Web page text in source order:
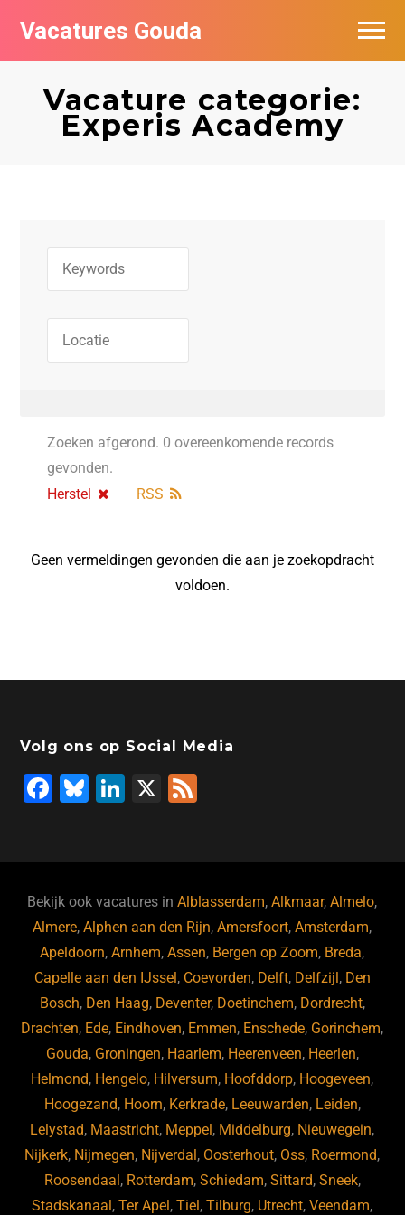
Vacatures Gouda
Vacature categorie:
Experis Academy
Zoeken afgerond. 0 overeenkomende records
gevonden.
Herstel
RSS
Geen vermeldingen gevonden die aan je zoekopdracht
voldoen.
Volg ons op Social Media
F
b
o
o
k
Bl
ky
Li
dI
n
X
Bekijk ook vacatures inAlblasserdam,Alkmaar,Almelo,
Almere,Alphen aan den Rijn,Amersfoort,Amsterdam,
Apeldoorn,Arnhem,Assen, Bergen op Zoom, Breda,
Capelle aan den IJssel , Coevorden, Delft, Delfzijl , Den
Bosch, Den Haag, Deventer, Doetinchem, Dordrecht,
Drachten, Ede, Eindhoven, Emmen, Enschede, Gorinchem,
Gouda, Groningen, Haarlem, Heerenveen, Heerlen,
Helmond, Hengelo, Hilversum, Hoofddorp, Hoogeveen,
Hoogezand, Hoorn, Kerkrade, Leeuwarden, Leiden,
Lelystad, Maastricht, Meppel , Middelburg, Nieuwegein,
Nijkerk, Nijmegen, Nijverdal , Oosterhout, Oss, Roermond,
Roosendaal , Rotterdam, Schiedam, Sittard, Sneek,
Stadskanaal ,Ter Apel ,Tiel ,Tilburg, Utrecht,Veendam,
Vacatures per bedrijf in Gouda
De populairste vacatures in Gouda